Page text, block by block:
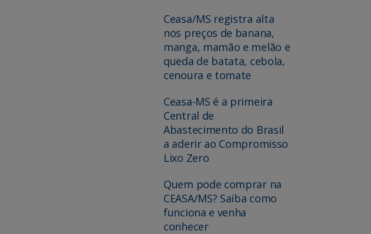
Ceasa/MS registra alta
nos preços de banana,
manga, mamão e melão e
queda de batata, cebola,
cenoura e tomate
Ceasa-MS é a primeira
Central de
Abastecimento do Brasil
a aderir ao Compromisso
Lixo Zero
Quem pode comprar na
CEASA/MS? Saiba como
funciona e venha
conhecer